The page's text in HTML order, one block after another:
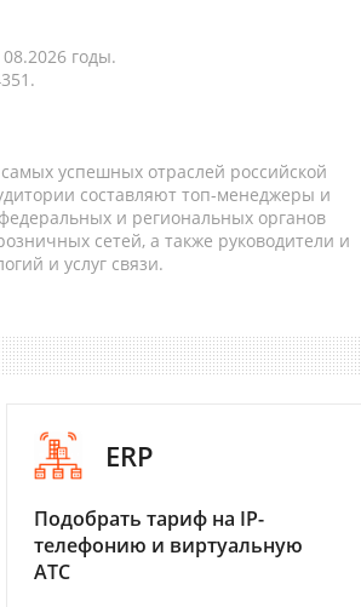
годы.
успешных отраслей российской
составляют топ-менеджеры и
и региональных органов
сетей, а также руководители и
и услуг связи.
ERP
Подобрать тариф на IP-
телефонию и виртуальную
АТС